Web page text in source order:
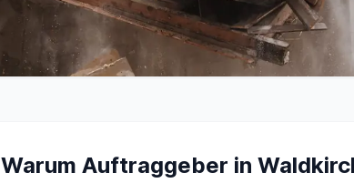
Warum Auftraggeber in